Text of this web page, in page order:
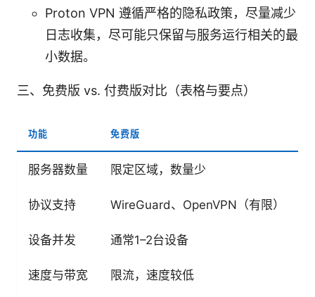
Proton VPN 遵循严格的隐私政策，尽量减少
日志收集，尽可能只保留与服务运行相关的最
小数据。
三、免费版 vs. 付费版对比（表格与要点）
功能 免费版
服务器数量 限定区域，数量少
协议支持 WireGuard、OpenVPN（有限）
设备并发 通常1–2台设备
速度与带宽 限流，速度较低